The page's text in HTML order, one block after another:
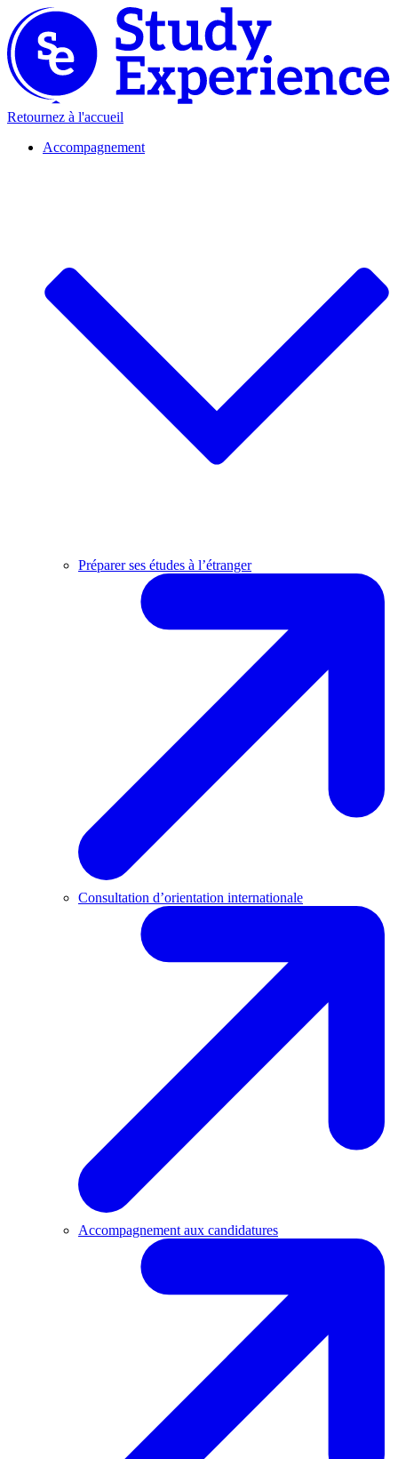
Retournez à l'accueil
Accompagnement
Préparer ses études à l’étranger
Consultation d’orientation internationale
Accompagnement aux candidatures